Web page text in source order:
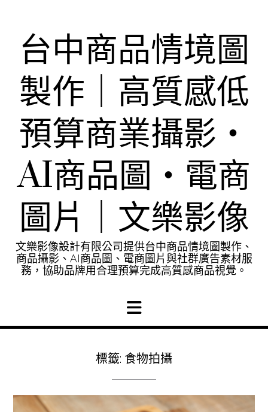
台中商品情境圖
製作｜高質感低
預算商業攝影・
AI商品圖・電商
圖片｜文樂影像
文樂影像設計有限公司提供台中商品情境圖製作、
商品攝影、AI商品圖、電商圖片與社群廣告素材服
務，協助品牌用合理預算完成高質感商品視覺。
標籤: 食物拍攝